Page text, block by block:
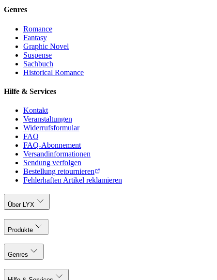
Genres
Romance
Fantasy
Graphic Novel
Suspense
Sachbuch
Historical Romance
Hilfe & Services
Kontakt
Veranstaltungen
Widerrufsformular
FAQ
FAQ-Abonnement
Versandinformationen
Sendung verfolgen
Bestellung retournieren
Fehlerhaften Artikel reklamieren
Über LYX
Produkte
Genres